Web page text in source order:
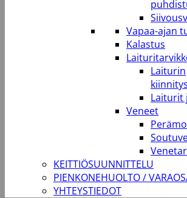
Vapaa-ajan
Kalastus
Laiturin
Laiturit
Veneet
KEITTIÖSUUNNITTELU
PIENKONEHUOLTO /
YHTEYSTIEDOT